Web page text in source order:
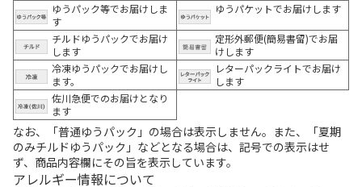
ゆうパック等でお届けしま
す
ゆうパケットでお届けします
チルドゆうパックでお届け
します
定形外郵便(簡易書留)でお届
けします
冷凍ゆうパックでお届けし
ます。
レターパックライトでお届け
します
佐川急便でのお届けとなり
ます
なお、「普通ゆうパック」の場合は表示しません。また、「夏期
のみチルドゆうパック」などとなる場合は、記号での表示はせ
ず、商品内容欄にその旨を表示しています。
アレルギー情報について